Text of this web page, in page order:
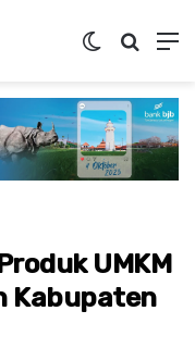
Switch skin
UMKM
Kabupaten